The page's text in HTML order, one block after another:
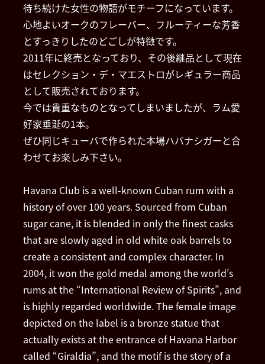
待ち続けた女性の物語がモチーフになっています。
心地よいオークのフレーバー、フルーティーな芳香
とすっきりしたのどごしが特徴です。
2011年に終売となっており、その後継品として現在
はセレクション・デ・マエストロがレギュラー商品
として販売されております。
今では貴重なものとなってしまいましたが、ラム愛
好家垂涎の1本。
ぜひ同じキューバで作られた本場ハバナシガーと合
わせてお楽しみ下さい。
Havana Club is a well-known Cuban rum with a
history of over 100 years. Sourced from Cuban
sugar cane, it is blended in only the finest casks
that are slowly aged in old white oak barrels to
create a consistent and complex character. In
2004, it won the gold medal among the world’s
rums at the “International Review of Spirits”, and
is highly regarded worldwide. The female image
depicted on the label is a bronze statue that
actually exists at the entrance of Havana Harbor
called “Giraldia”, and the motif is the story of a